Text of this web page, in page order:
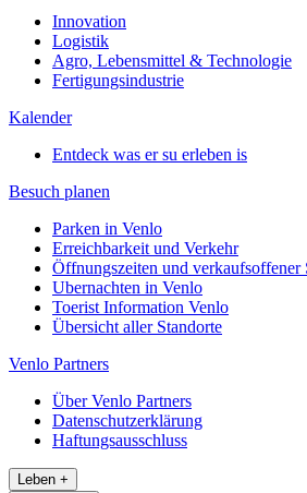
Innovation
Logistik
Agro, Lebensmittel & Technologie
Fertigungsindustrie
Kalender
Entdeck was er su erleben is
Besuch planen
Parken in Venlo
Erreichbarkeit und Verkehr
Öffnungszeiten und verkaufsoffener
Ubernachten in Venlo
Toerist Information Venlo
Übersicht aller Standorte
Venlo Partners
Über Venlo Partners
Datenschutzerklärung
Haftungsausschluss
Leben +